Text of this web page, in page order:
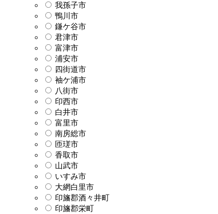
我孫子市
鴨川市
鎌ケ谷市
君津市
富津市
浦安市
四街道市
袖ケ浦市
八街市
印西市
白井市
富里市
南房総市
匝瑳市
香取市
山武市
いすみ市
大網白里市
印旛郡酒々井町
印旛郡栄町